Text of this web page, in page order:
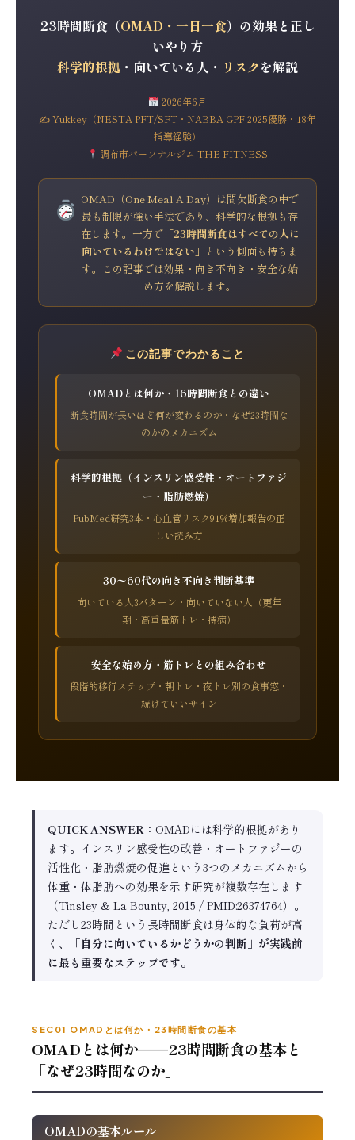
23時間断食（OMAD・一日一食）の効果と正し
いやり方
科学的根拠 ・向いている人・ リスクを解説
2026年6月
✍ Yukkey（NESTA-PFT/SFT・NABBA GPF 2025優勝・18年
指導経験）
調布市パーソナルジム THE FITNESS
OMAD（One Meal A Day）は間欠断食の中で
最も制限が強い手法であり、科学的な根拠も存
在します。一方で「23時間断食はすべての人に
向いているわけではない」
という側面も持ちま
す。この記事では効果・向き不向き・安全な始
め方を解説します。
この記事でわかること
OMADとは何か・16時間断食との違い
断食時間が長いほど何が変わるのか・なぜ23時間な
のかのメカニズム
科学的根拠（インスリン感受性・オートファジ
ー・脂肪燃焼）
PubMed研究3本・心血管リスク91%増加報告の正
しい読み方
30〜60代の向き不向き判断基準
向いている人3パターン・向いていない人（更年
期・高重量筋トレ・持病）
安全な始め方・筋トレとの組み合わせ
段階的移行ステップ・朝トレ・夜トレ別の食事窓・
続けていいサイン
QUICK ANSWER： OMADには科学的根拠があり
ます。インスリン感受性の改善・オートファジーの
活性化・脂肪燃焼の促進という3つのメカニズムから
体重・体脂肪への効果を示す研究が複数存在します
（Tinsley & La Bounty, 2015 / PMID:26374764）。
ただし23時間という長時間断食は身体的な負荷が高
く、
「自分に向いているかどうかの判断」が実践前
に最も重要なステップです。
SEC01 OMADとは何か・23時間断食の基本
OMADとは何か——23時間断食の基本と
「なぜ23時間なのか」
OMADの基本ルール